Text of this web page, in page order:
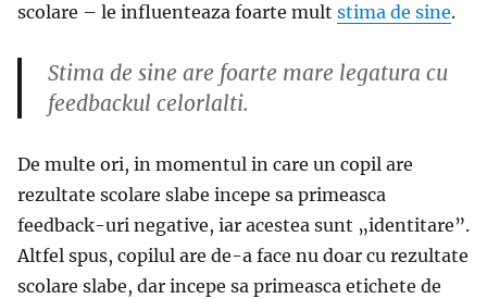
scolare – le influenteaza foarte mult stima de sine.
Stima de sine are foarte mare legatura cu
feedbackul celorlalti.
De multe ori, in momentul in care un copil are
rezultate scolare slabe incepe sa primeasca
feedback-uri negative, iar acestea sunt „identitare”.
Altfel spus, copilul are de-a face nu doar cu rezultate
scolare slabe, dar incepe sa primeasca etichete de